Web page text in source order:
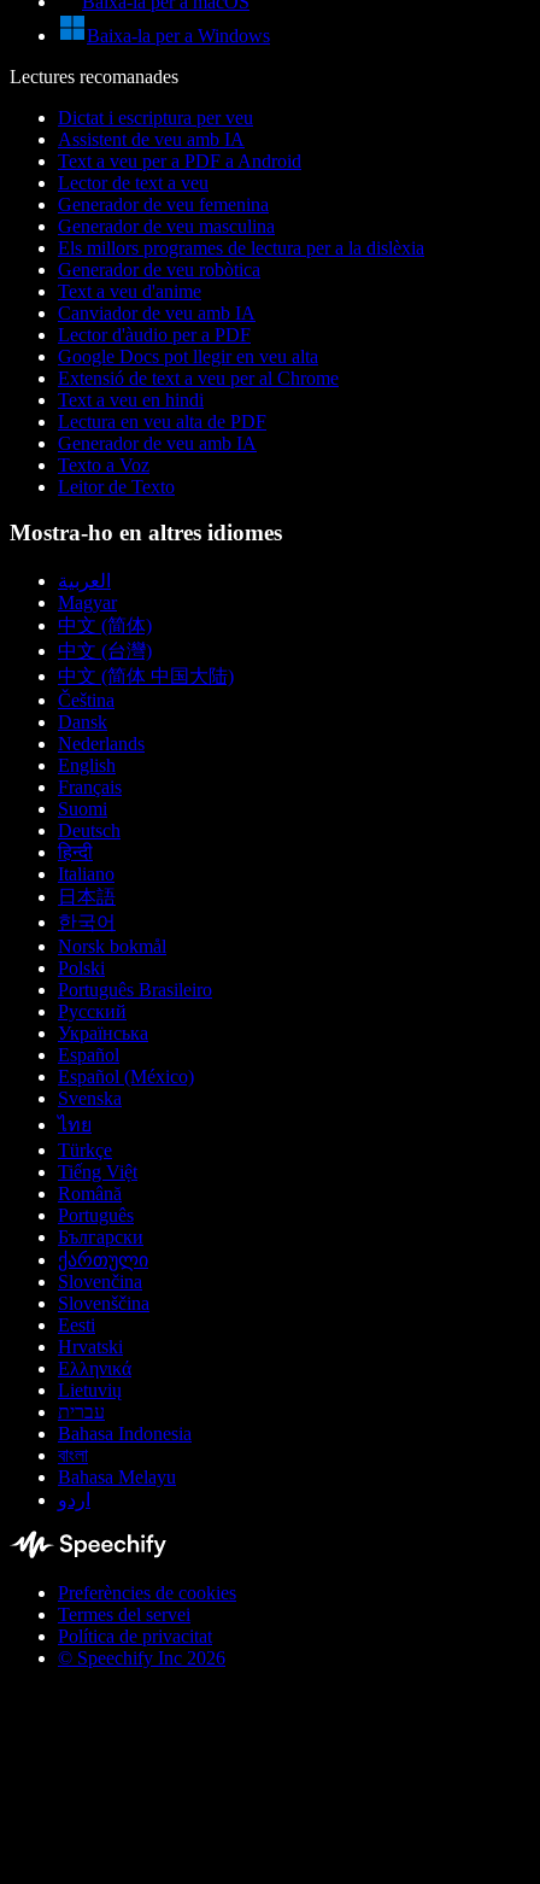
Baixa-la per a Windows
Lectures recomanades
Dictat i escriptura per veu
Assistent de veu amb IA
Text a veu per a PDF a Android
Lector de text a veu
Generador de veu femenina
Generador de veu masculina
Els millors programes de lectura per a la dislèxia
Generador de veu robòtica
Text a veu d'anime
Canviador de veu amb IA
Lector d'àudio per a PDF
Google Docs pot llegir en veu alta
Extensió de text a veu per al Chrome
Text a veu en hindi
Lectura en veu alta de PDF
Generador de veu amb IA
Texto a Voz
Leitor de Texto
Mostra-ho en altres idiomes
العربية
Magyar
中文 (简体)
中文 (台灣)
中文 (简体 中国大陆)
Čeština
Dansk
Nederlands
English
Français
Suomi
Deutsch
हिन्दी
Italiano
日本語
한국어
Norsk bokmål
Polski
Português Brasileiro
Русский
Українська
Español
Español (México)
Svenska
ไทย
Türkçe
Tiếng Việt
Română
Português
Български
ქართული
Slovenčina
Slovenščina
Eesti
Hrvatski
Ελληνικά
Lietuvių
עברית
Bahasa Indonesia
বাংলা
Bahasa Melayu
اردو
Preferències de cookies
Termes del servei
Política de privacitat
© Speechify Inc 2026